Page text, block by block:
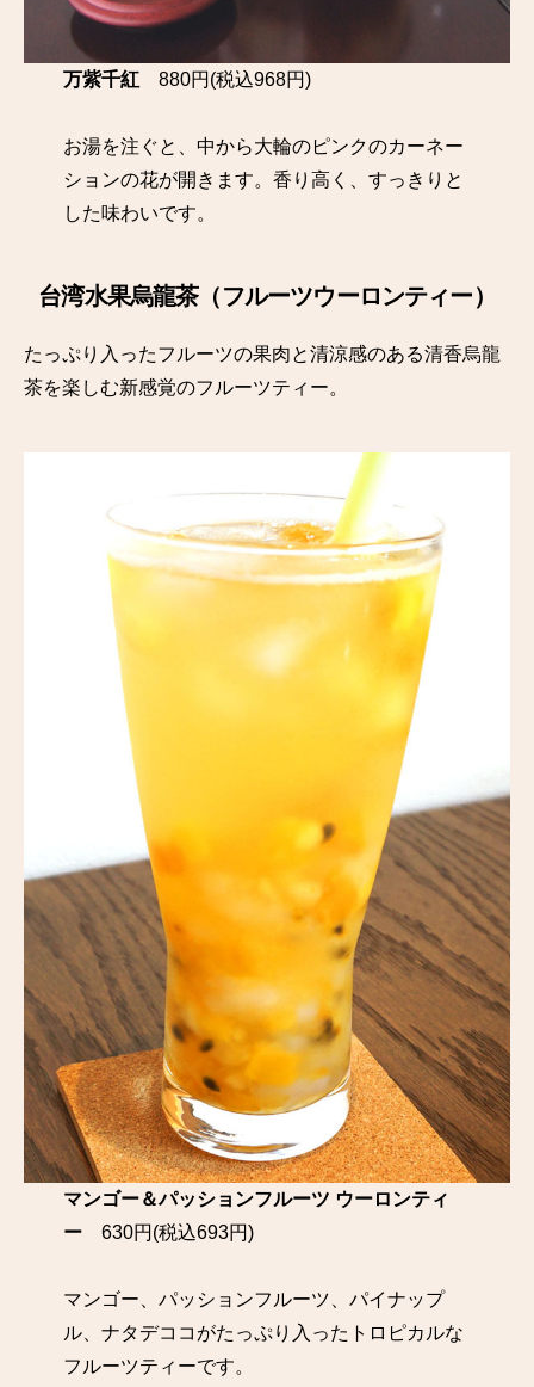
万紫千紅880円(税込968円)
お湯を注ぐと、中から大輪のピンクのカーネー
ションの花が開きます。香り高く、すっきりと
した味わいです。
台湾水果烏龍茶（フルーツウーロンティー）
たっぷり入ったフルーツの果肉と清涼感のある清香烏龍
茶を楽しむ新感覚のフルーツティー。
マンゴー＆パッションフルーツ ウーロンティ
ー630円(税込693円)
マンゴー、パッションフルーツ、パイナップ
ル、ナタデココがたっぷり入ったトロピカルな
フルーツティーです。